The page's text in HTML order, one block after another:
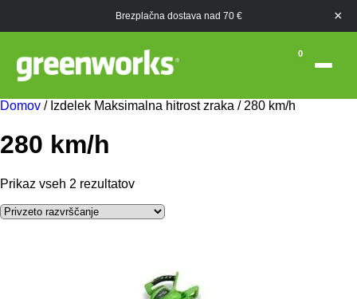
Brezplačna dostava nad 70 € ×
0
Domov / Izdelek Maksimalna hitrost zraka / 280 km/h
280 km/h
Prikaz vseh 2 rezultatov